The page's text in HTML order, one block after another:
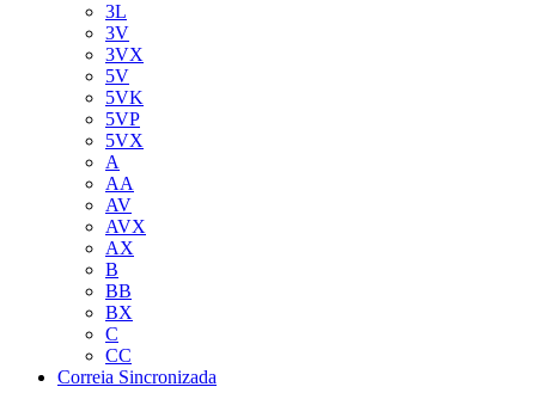
3L
3V
3VX
5V
5VK
5VP
5VX
A
AA
AV
AVX
AX
B
BB
BX
C
CC
Correia Sincronizada